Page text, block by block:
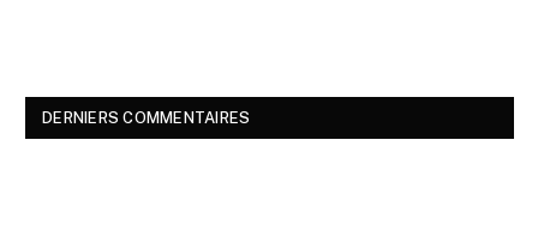
DERNIERS COMMENTAIRES